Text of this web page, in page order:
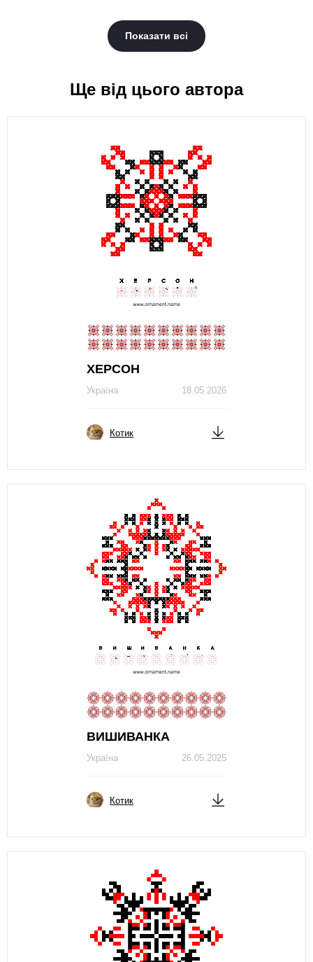
Показати всі
Ще від цього автора
ХЕРСОН
18.05.2026
Україна
Котик
ВИШИВАНКА
26.05.2025
Україна
Котик